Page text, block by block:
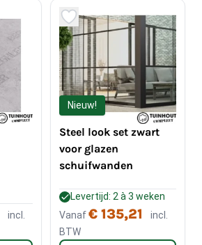
incl.
Nieuw!
Steel look set zwart
voor glazen
schuifwanden
Levertijd: 2 à 3 weken
Vanaf€ 135,21
incl.
BTW